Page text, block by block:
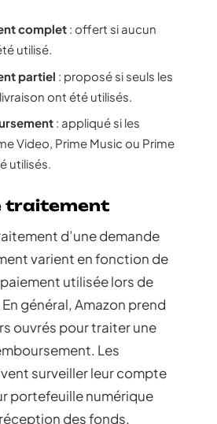
complet : offert si aucun
utilisé.
partiel : proposé si seuls les
ont été utilisés.
: appliqué si les
Video, Prime Music ou Prime
utilisés.
traitement
d’une demande
varient en fonction de
utilisée lors de
général, Amazon prend
ouvrés pour traiter une
Les
surveiller leur compte
portefeuille numérique
des fonds.